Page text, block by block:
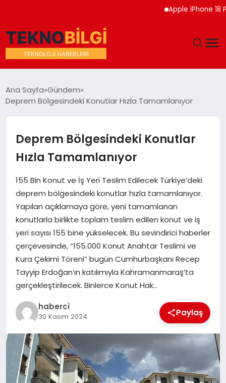
Apple iPhone 18 Pro
DÜNYA
EĞITIM
EKONOMI
MAGAZIN
SAĞLIK
SIYASET
SPOR
TEKNOLOJI
YAŞAM
Ana Sayfa Gündem
Deprem Bölgesindeki Konutlar Hızla Tamamlanıyor
Deprem Bölgesindeki Konutlar
Hızla Tamamlanıyor
155 Bin Konut ve İş Yeri Teslim Edilecek Türkiye’deki
deprem bölgesindeki konutlar hızla tamamlanıyor.
Yapılan açıklamaya göre, yeni tamamlanan
konutlarla birlikte toplam teslim edilen konut ve iş
yeri sayısı 155 bine yükselecek. Bu sevindirici haberler
çerçevesinde, “155.000 Konut Anahtar Teslimi ve
Kura Çekimi Töreni” bugün Cumhurbaşkanı Recep
Tayyip Erdoğan’ın katılımıyla Kahramanmaraş’ta
gerçekleştirilecek. Binlerce Konut Hak…
haberci
30 Kasım 2024 Paylaş